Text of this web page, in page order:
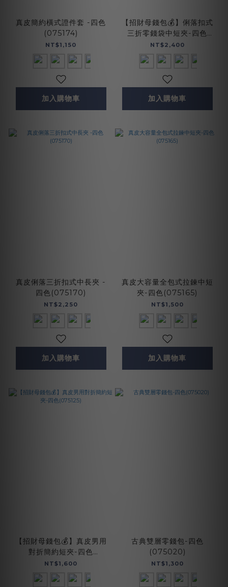
真皮簡約橫式證件套 -四色
(075174)
NT$1,150
加入購物車
【招財母錢包💰】俐落扣式
三折零錢袋中短夾-四色
(075172)
NT$2,400
加入購物車
真皮俐落三折扣式中長夾 -
四色(075170)
NT$2,250
加入購物車
真皮大容量全包式拉鍊中短
夾-四色(075165)
NT$1,500
加入購物車
【招財母錢包💰】真皮男用
對折簡約短夾-四色
(075125)
NT$1,600
古典雙層零錢包-四色
(075020)
NT$1,300